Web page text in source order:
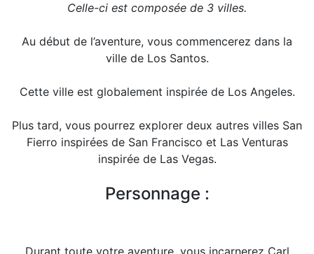
Celle-ci est composée de 3 villes.
Au début de l’aventure, vous commencerez dans la
ville de Los Santos.
Cette ville est globalement inspirée de Los Angeles.
Plus tard, vous pourrez explorer deux autres villes San
Fierro inspirées de San Francisco et Las Venturas
inspirée de Las Vegas.
Personnage :